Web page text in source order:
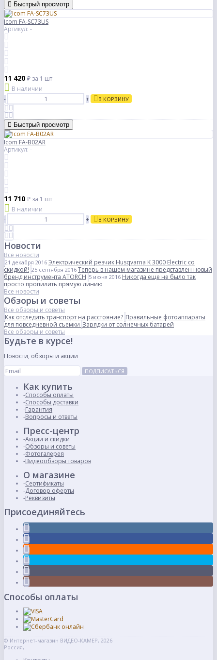
Быстрый просмотр
Icom FA-SC73US
Артикул: -
11 420 ₽ за 1 шт
В наличии
-
+ В КОРЗИНУ
Быстрый просмотр
Icom FA-B02AR
Артикул: -
11 710 ₽ за 1 шт
В наличии
-
+ В КОРЗИНУ
Новости
Все новости
21 декабря 2016 Электрический резчик Husqvarna K 3000 Electric со
скидкой! 25 сентября 2016 Теперь в нашем магазине представлен новый
бренд инструмента ATORCH 5 июня 2016 Никогда еще не было так
просто пропилить прямую линию
Все новости
Обзоры и советы
Все обзоры и советы
Как отследить транспорт на расстояние? Правильные фотоаппараты
для повседневной съемки Зарядки от солнечных батарей
Все обзоры и советы
Будьте в курсе!
Новости, обзоры и акции
ПОДПИСАТЬСЯ
Как купить
Способы оплаты
Способы доставки
Гарантия
Вопросы и ответы
Пресс-центр
Акции и скидки
Обзоры и советы
Фотогалерея
Видеообзоры товаров
О магазине
Сертификаты
Договор оферты
Реквизиты
Присоединяйтесь
Способы оплаты
© Интернет-магазин ВИДЕО-КАМЕР, 2026
Россия,